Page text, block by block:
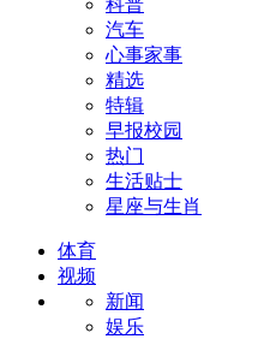
科普
汽车
心事家事
精选
特辑
早报校园
热门
生活贴士
星座与生肖
体育
视频
新闻
娱乐